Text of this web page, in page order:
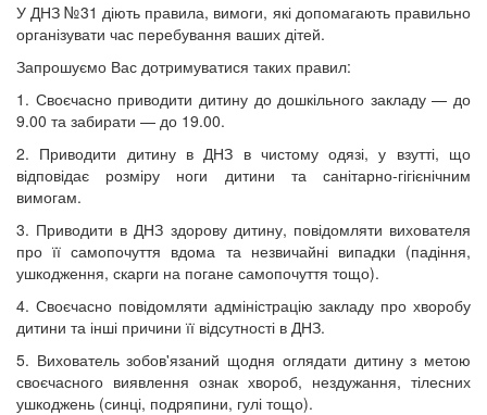
У ДНЗ №31 діють правила, вимоги, які допомагають правильно
організувати час перебування ваших дітей.
Запрошуємо Вас дотримуватися таких правил:
1. Своєчасно приводити дитину до дошкільного закладу — до
9.00 та забирати — до 19.00.
2. Приводити дитину в ДНЗ в чистому одязі, у взутті, що
відповідає розміру ноги дитини та санітарно-гігієнічним
вимогам.
3. Приводити в ДНЗ здорову дитину, повідомляти вихователя
про її самопочуття вдома та незвичайні випадки (падіння,
ушкодження, скарги на погане самопочуття тощо).
4. Своєчасно повідомляти адміністрацію закладу про хворобу
дитини та інші причини її відсутності в ДНЗ.
5. Вихователь зобов'язаний щодня оглядати дитину з метою
своєчасного виявлення ознак хвороб, нездужання, тілесних
ушкоджень (синці, подряпини, гулі тощо).